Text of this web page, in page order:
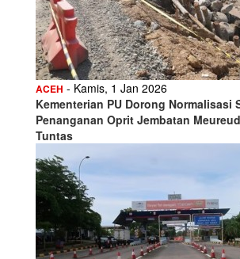
ACEH - Kamis, 1 Jan 2026
Kementerian PU Dorong Normalisasi
Penanganan Oprit Jembatan
Tuntas